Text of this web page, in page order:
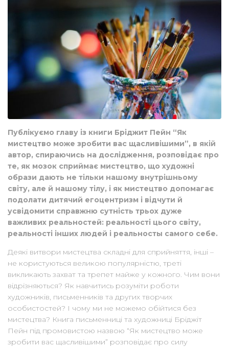
Публікуємо главу із книги Бріджит Пейн “Як
мистецтво може зробити вас щасливішими”, в якій
автор, спираючись на дослідження, розповідає про
те, як мозок сприймає мистецтво, що художні
образи дають не тільки нашому внутрішньому
світу, але й нашому тілу, і як мистецтво допомагає
подолати дитячий егоцентризм і відчути й
усвідомити справжню сутність трьох дуже
важливих реальностей: реальності цього світу,
реальності інших людей і реальносты самого себе.
Деякі витвори мистецтва складні для сприйняття, інші –
не користуються великою популярністю, треті
викликають захват та трепет майже у кожного. Чим вони
відрізняються? Як навчитись розуміти роботи
художників, письменників та других творчих
особистостей? І чому ми не можемо обійтися без
мистецтва? Книга письменниці та художниці Бріджіт
Пейн під промовистою назвою “Як мистецтво може
зробити вас щасливішими” розповідає про силу